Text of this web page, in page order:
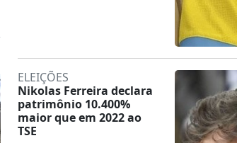
ELEIÇÕES
Nikolas Ferreira declara
patrimônio 10.400%
maior que em 2022 ao
TSE